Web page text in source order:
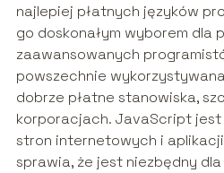
najlepiej płatnych języków
go doskonałym wyborem dla
zaawansowanych
powszechnie
dobrze płatne stanowiska,
korporacjach. JavaScript
stron internetowych i
sprawia, że jest niezbędny